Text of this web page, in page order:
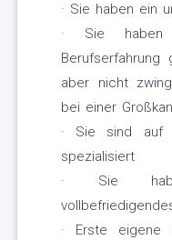
· Sie haben ein
· Sie haben
Berufserfahrung
aber nicht
bei einer
· Sie sind auf
spezialisiert
· Sie
· Erste eigene